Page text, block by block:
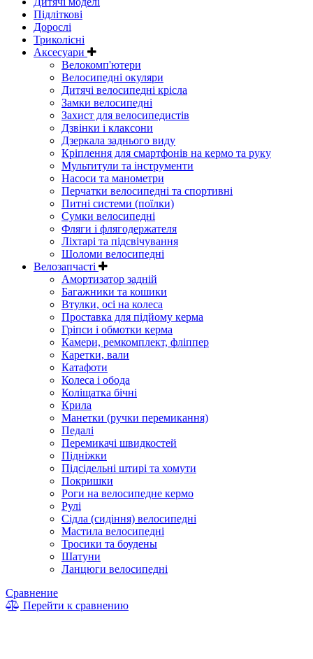
Підліткові
Дорослі
Триколісні
Аксесуари
Велокомп'ютери
Велосипедні окуляри
Дитячі велосипедні крісла
Замки велосипедні
Захист для велосипедистів
Дзвінки і клаксони
Дзеркала заднього виду
Кріплення для смартфонів на кермо та руку
Мультитули та інструменти
Насоси та манометри
Перчатки велосипедні та спортивні
Питні системи (поїлки)
Сумки велосипедні
Фляги і флягодержателя
Ліхтарі та підсвічування
Шоломи велосипедні
Велозапчасті
Амортизатор задній
Багажники та кошики
Втулки, осі на колеса
Проставка для підйому керма
Гріпси і обмотки керма
Камери, ремкомплект, фліппер
Каретки, вали
Катафоти
Колеса і обода
Коліщатка бічні
Крила
Манетки (ручки перемикання)
Педалі
Перемикачі швидкостей
Підніжки
Підсідельні штирі та хомути
Покришки
Роги на велосипедне кермо
Рулі
Сідла (сидіння) велосипедні
Мастила велосипедні
Тросики та боудены
Шатуни
Ланцюги велосипедні
Сравнение
Перейти к сравнению